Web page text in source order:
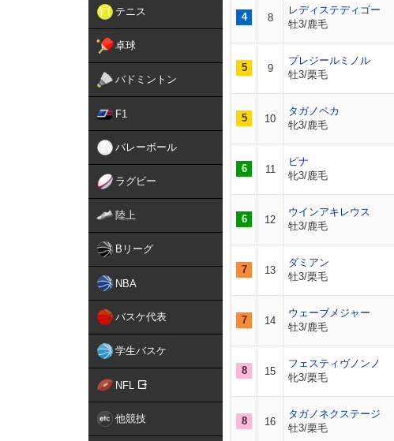
テニス
卓球
バドミントン
F1
バレーボール
ラグビー
陸上
Bリーグ
NBA
バスケ代表
学生バスケ
NFL
他競技
4 8
レディステディゴー
牡3/鹿毛
5 9
プレジールミノル
牡3/栗毛
5 10
タガノペカ
牝3/鹿毛
6 11
ピナ
牝3/鹿毛
6 12
ウインアキレウス
牡3/鹿毛
7 13
ダミアン
牡3/栗毛
7 14
ウェーブメジャー
牡3/鹿毛
8 15
フェスティヴノンノ
牝3/栗毛
8 16
タガノネクステージ
牡3/栗毛